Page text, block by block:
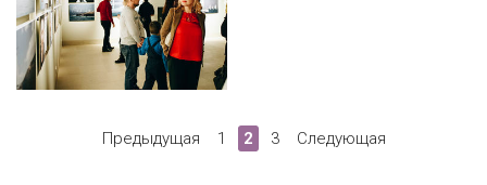
Предыдущая 1 2 3 Следующая